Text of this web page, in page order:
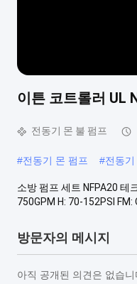
이튼 코트롤러 UL
전동기 몬 불 펌프
#전동기 몬 펌프 #전동
소방 펌프 세트 NFPA20 테
750GPM H: 70-152PSI FM:
방문자의 메시지
아직 공개된 의견은 없습니